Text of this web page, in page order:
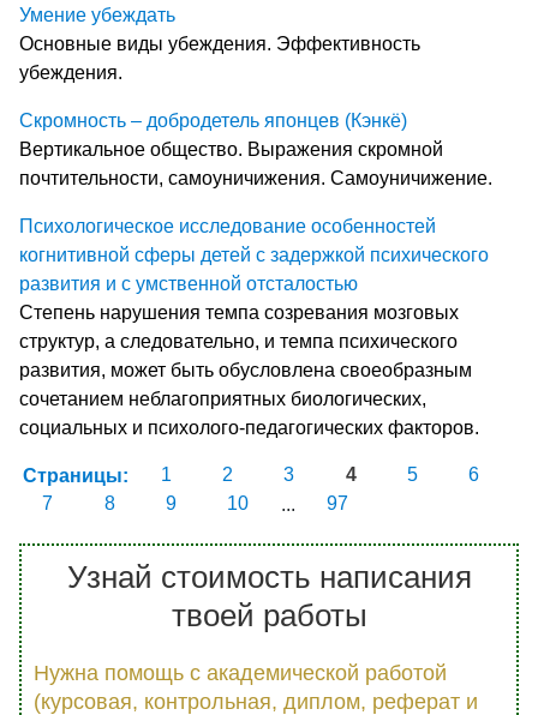
Умение убеждать
Основные виды убеждения. Эффективность
убеждения.
Скромность – добродетель японцев (Кэнкё)
Вертикальное общество. Выражения скромной
почтительности, самоуничижения. Самоуничижение.
Психологическое исследование особенностей
когнитивной сферы детей с задержкой психического
развития и с умственной отсталостью
Степень нарушения темпа созревания мозговых
структур, а следовательно, и темпа психического
развития, может быть обусловлена своеобразным
сочетанием неблагоприятных биологических,
социальных и психолого-педагогических факторов.
Страницы: 1 2 3 4 5
6
7
8 9 10 ... 97
Узнай стоимость написания
твоей работы
Нужна помощь с академической работой
(курсовая, контрольная, диплом, реферат и